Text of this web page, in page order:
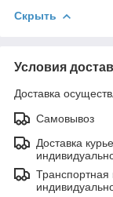
Скрыть
Условия
Доставка
Самовывоз
Доставка
Транспортная